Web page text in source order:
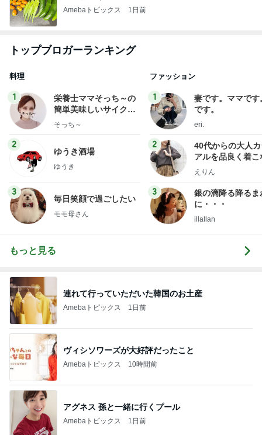
Amebaトピックス 1日前
トップブロガーランキング
料理
1
栄養士ママそっち～の
簡単美味しいサイクル
献立
そっち～
2
ゆうき酒場
ゆうき
3
毎日笑顔で過ごしたい
モモ母さん
ファッション
1
妻です。ママです
です。
eri.
2
40代からの大人
アルを品良く着こ
ファッションブロ
えりん
3
銀の滴降る降るま
に・・・
illallan
もっと見る
連れて行っていただいた韓国のお土産
Amebaトピックス 1日前
ヴィシソワーズが大好評だったこと
Amebaトピックス 10時間前
アグネス 孫と一緒に行くプール
Amebaトピックス 1日前